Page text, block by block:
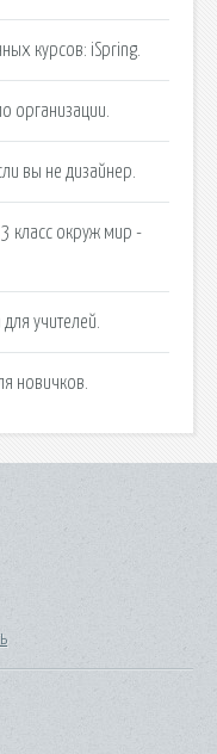
курсов: iSpring.
организации.
вы не дизайнер.
класс окруж мир -
учителей.
новичков.